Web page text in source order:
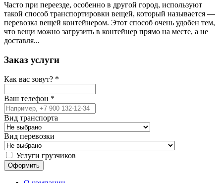
Часто при переезде, особенно в другой город, используют
такой способ транспортировки вещей, который называется —
перевозка вещей контейнером. Этот способ очень удобен тем,
что вещи можно загрузить в контейнер прямо на месте, а не
доставля...
Заказ услуги
Как вас зовут? *
Ваш телефон *
Вид транспорта
Вид перевозки
Услуги грузчиков